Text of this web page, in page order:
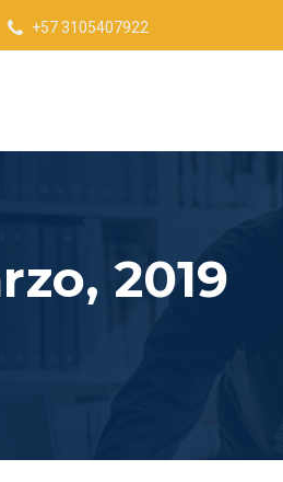
+57 3105407922
2019